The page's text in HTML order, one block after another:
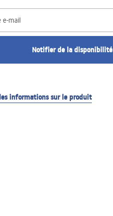
e-mail
Notifier de la disponibilité
informations sur le produit